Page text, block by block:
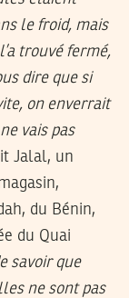
le froid, mais
trouvé fermé,
dire que si
on enverrait
vais pas
Jalal, un
du Bénin,
du Quai
savoir que
ne sont pas